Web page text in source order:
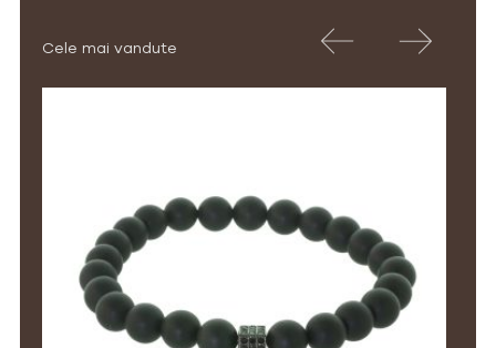
Cele mai vandute